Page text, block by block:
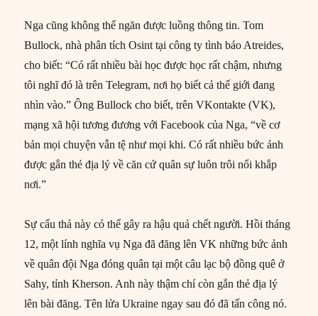
Nga cũng không thể ngăn được luồng thông tin. Tom
Bullock, nhà phân tích Osint tại công ty tình báo Atreides,
cho biết: “Có rất nhiều bài học được học rất chậm, nhưng
tôi nghĩ đó là trên Telegram, nơi họ biết cả thế giới đang
nhìn vào.” Ông Bullock cho biết, trên VKontakte (VK),
mạng xã hội tương đương với Facebook của Nga, “về cơ
bản mọi chuyện vẫn tệ như mọi khi. Có rất nhiều bức ảnh
được gắn thẻ địa lý về căn cứ quân sự luôn trôi nổi khắp
nơi.”
Sự cẩu thả này có thể gây ra hậu quả chết người. Hồi tháng
12, một lính nghĩa vụ Nga đã đăng lên VK những bức ảnh
về quân đội Nga đóng quân tại một câu lạc bộ đồng quê ở
Sahy, tỉnh Kherson. Anh này thậm chí còn gắn thẻ địa lý
lên bài đăng. Tên lửa Ukraine ngay sau đó đã tấn công nó.